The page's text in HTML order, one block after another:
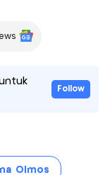
Follow
Olmos